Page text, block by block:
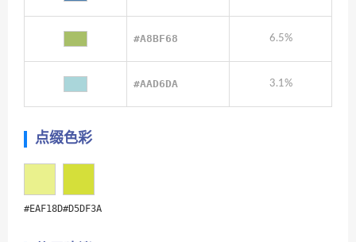
#A8BF68 6.5%
#AAD6DA 3.1%
点缀色彩
#EAF18D#D5DF3A